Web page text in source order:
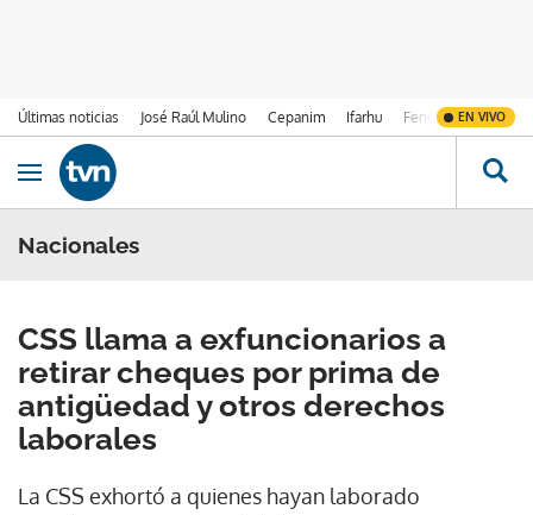
Últimas noticias José Raúl Mulino Cepanim Ifarhu Fenómeno de El
EN VIVO
Ir al contenido
Obrir navegació
Nacionales
CSS llama a exfuncionarios a
retirar cheques por prima de
antigüedad y otros derechos
laborales
La CSS exhortó a quienes hayan laborado